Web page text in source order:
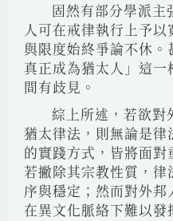
固然有部分學派主
人可在戒律執行上予
與限度始終爭論不休
真正成為猶太人」這
間有歧見。
綜上所述，若欲對
猶太律法，則無論是
的實踐方式，皆將面對
若撇除其宗教性質，
序與穩定；然而對外
在異文化脈絡下難以發